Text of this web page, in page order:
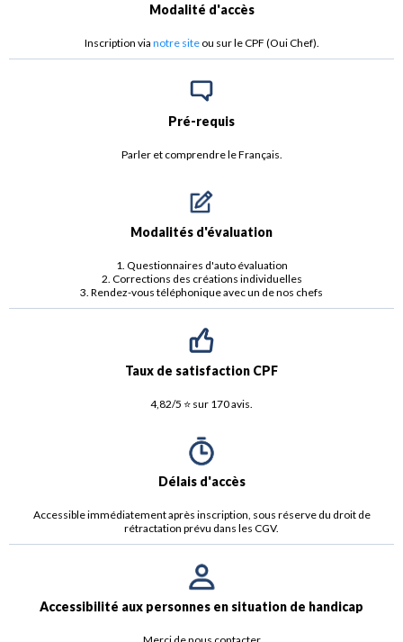
Modalité d'accès
Inscription via notre siteou sur le CPF (Oui Chef).
Pré-requis
Parler et comprendre le Français.
Modalités d'évaluation
1. Questionnaires d'auto évaluation
2. Corrections des créations individuelles
3. Rendez-vous téléphonique avec un de nos chefs
Taux de satisfaction CPF
4,82/5 ⭐️ sur 170 avis.
Délais d'accès
Accessible immédiatement après inscription, sous réserve du droit de
rétractation prévu dans les CGV.
Accessibilité aux personnes en situation de handicap